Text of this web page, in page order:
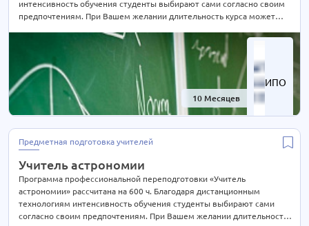
ИПО
10 Месяцев -67%
интенсивность обучения студенты выбирают сами согласно своим
предпочтениям. При Вашем желании длительность курса может
телефону на сайте или отправьте нам заявку для консультации.
Предметная подготовка учителей
Учитель астрономии
Программа профессиональной переподготовки «Учитель
астрономии» рассчитана на 600 ч. Благодаря дистанционным
технологиям интенсивность обучения студенты выбирают сами
согласно своим предпочтениям. При Вашем желании длительность